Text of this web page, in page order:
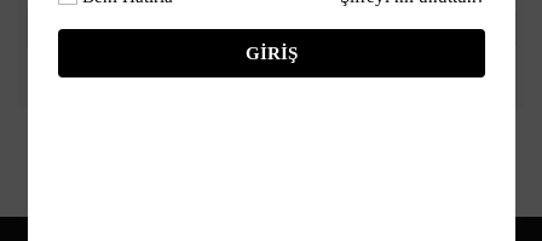
Güncelleme yükleniyor. Lütfen bekleyin.
GIRIŞ